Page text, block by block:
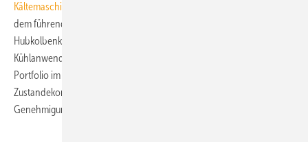
Kältemaschinen GmbH
dem führenden Hersteller von offenen und halbhermetischen
Hubkolbenkompressoren für stationäre und transportbezogene
Kühlanwendungen ergänzt GEA sein bestehendes Kompressoren-
Portfolio im unteren und mittleren Leistungssegment. Das
Zustandekommen des Erwerbs steht noch unter dem Vorbehalt der
Genehmigung der Kartellbehörden.